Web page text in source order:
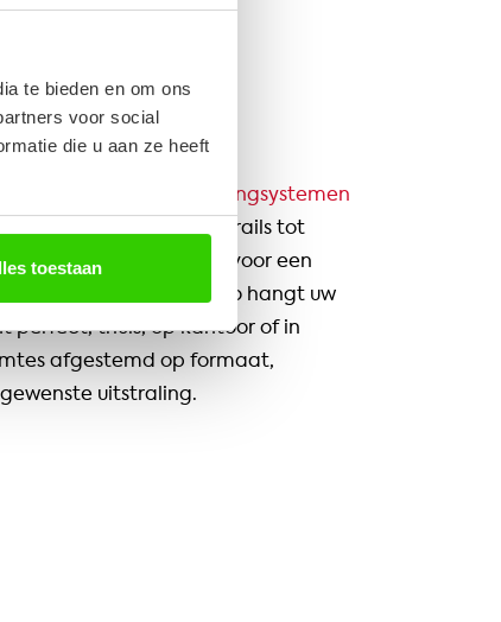
te bieden en om ons
voor social
die u aan ze heeft
toestaan
aan de
ophangsystemen
Van strakke galerijrails tot
bevestiging: wij zorgen voor een
presentatie. Zo hangt uw
perfect, thuis, op kantoor of in
afgestemd op formaat,
uitstraling.